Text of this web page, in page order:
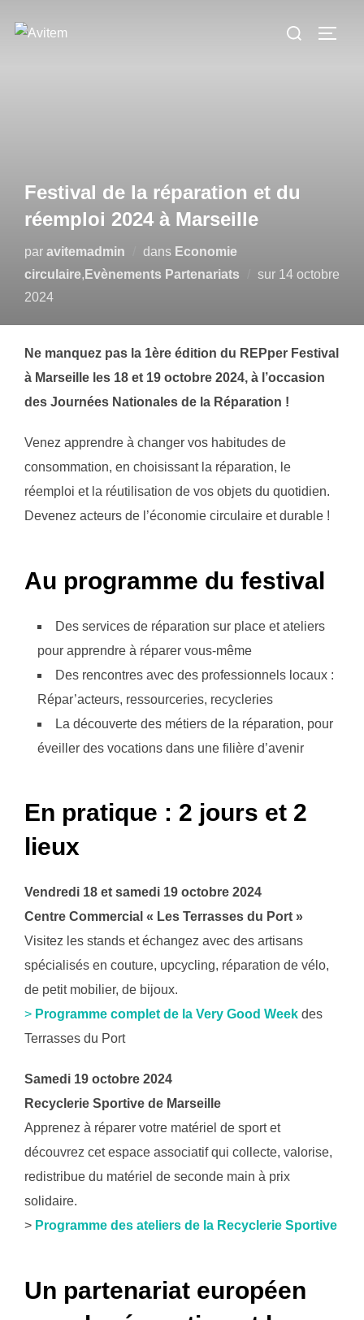
Rechercher :
Festival de la réparation et du
réemploi 2024 à Marseille
par avitemadmin dans Economie
circulaire, Evènements Partenariats sur Publié
14 octobre
2024
Ne manquez pas la 1ère édition du REPper Festival
à Marseille les 18 et 19 octobre 2024, à l’occasion
des Journées Nationales de la Réparation !
Venez apprendre à changer vos habitudes de
consommation, en choisissant la réparation, le
réemploi et la réutilisation de vos objets du quotidien.
Devenez acteurs de l’économie circulaire et durable !
Au programme du festival
Des services de réparation sur place et ateliers
pour apprendre à réparer vous-même
Des rencontres avec des professionnels locaux :
Répar’acteurs, ressourceries, recycleries
La découverte des métiers de la réparation, pour
éveiller des vocations dans une filière d’avenir
En pratique : 2 jours et 2
lieux
Vendredi 18 et samedi 19 octobre 2024
Centre Commercial « Les Terrasses du Port »
Visitez les stands et échangez avec des artisans
spécialisés en couture, upcycling, réparation de vélo,
de petit mobilier, de bijoux.
> Programme complet de la Very Good Week des
Terrasses du Port
Samedi 19 octobre 2024
Recyclerie Sportive de Marseille
Apprenez à réparer votre matériel de sport et
découvrez cet espace associatif qui collecte, valorise,
redistribue du matériel de seconde main à prix
solidaire.
> Programme des ateliers de la Recyclerie Sportive
Un partenariat européen